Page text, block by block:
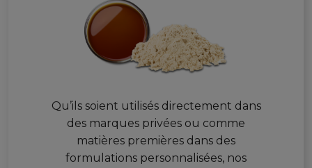
Qu’ils soient utilisés directement dans
des marques privées ou comme
matières premières dans des
formulations personnalisées, nos